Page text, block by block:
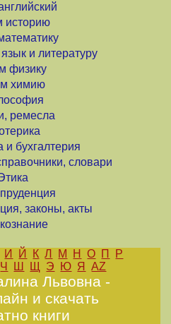
историю
и литературу
физику
химию
ремесла
и бухгалтерия
словари
законы, акты
И Й К Л М Н О П
Р
Ч Ш Щ Э Ю Я AZ
Львовна -
и скачать
книги